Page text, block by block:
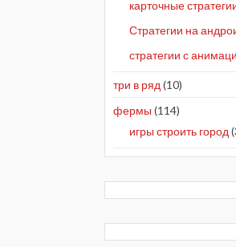
карточные
Стратегии на
стратегии с
три в ряд (10)
фермы (114)
игры строить город